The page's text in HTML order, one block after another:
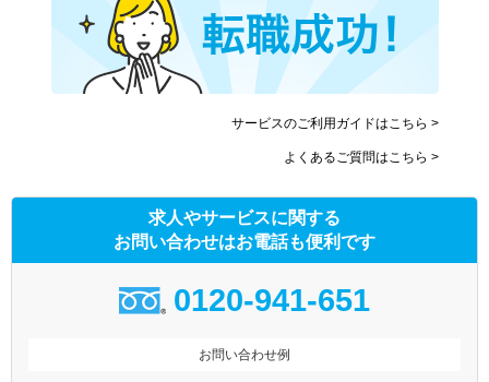
サービスのご利用ガイドはこちら >
よくあるご質問はこちら >
求人やサービスに関する
お問い合わせはお電話も便利です
0120-941-651
お問い合わせ例